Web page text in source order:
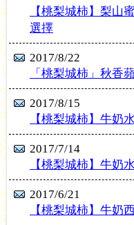
【桃梨城柿】梨山
選擇
2017/8/22
「桃梨城柿」秋香
2017/8/15
【桃梨城柿】牛奶
2017/7/14
【桃梨城柿】牛奶
2017/6/21
【桃梨城柿】牛奶